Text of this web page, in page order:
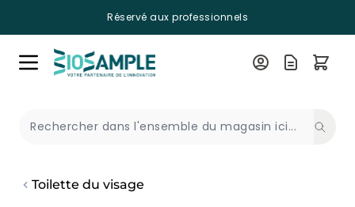
Réservé aux professionnels
Toilette du visage